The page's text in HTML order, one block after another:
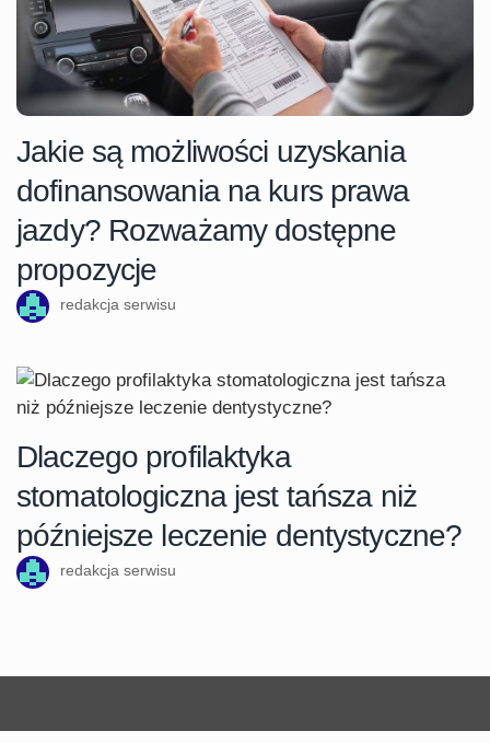
Jakie są możliwości uzyskania
dofinansowania na kurs prawa
jazdy? Rozważamy dostępne
propozycje
redakcja serwisu
Dlaczego profilaktyka
stomatologiczna jest tańsza niż
późniejsze leczenie dentystyczne?
redakcja serwisu